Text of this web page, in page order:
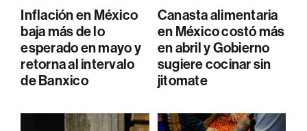
Inflación en México
baja más de lo
esperado en mayo y
retorna al intervalo
de Banxico
Canasta alimentaria
en México costó más
en abril y Gobierno
sugiere cocinar sin
jitomate